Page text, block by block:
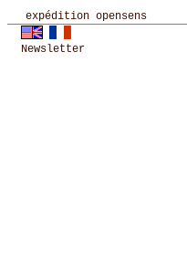
expédition opensens
Newsletter